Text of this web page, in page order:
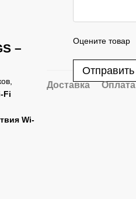
–
Fi
Wi-
Оцените товар
Отправить
Доставка Оплата